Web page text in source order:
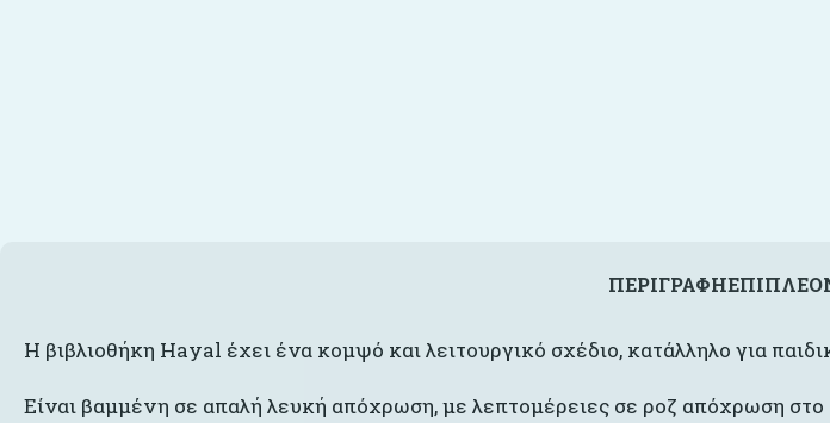
ΠΕΡΙΓΡΑΦΉ
Η βιβλιοθήκη Hayal έχει ένα κομψό και λειτουργικό σχέδιο, κατάλληλο για
Είναι βαμμένη σε απαλή λευκή απόχρωση, με λεπτομέρειες σε ροζ απόχρωση